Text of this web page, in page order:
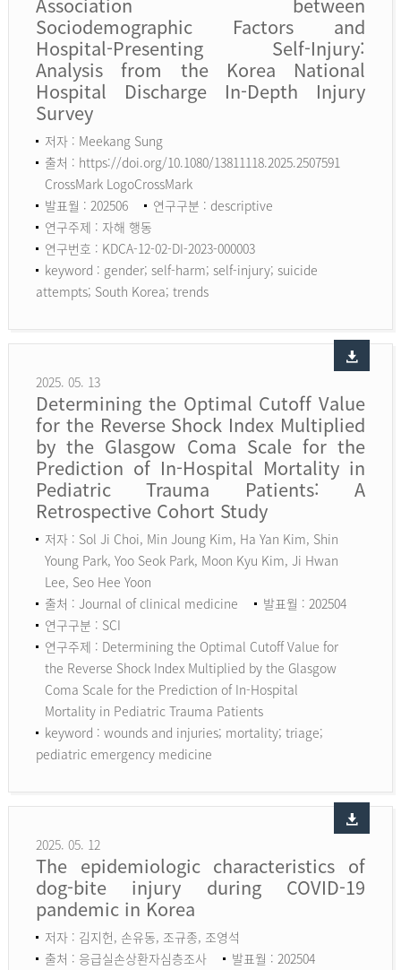
Sociodemographic Factors and
Hospital-Presenting Self-Injury:
Analysis from the Korea National
Hospital Discharge In-Depth Injury
Survey
저자 : Meekang Sung
출처 : https://doi.org/10.1080/13811118.2025.2507591
CrossMark LogoCrossMark
발표월 : 202506
연구구분 : descriptive
연구주제 : 자해 행동
연구번호 : KDCA-12-02-DI-2023-000003
keyword : gender; self-harm; self-injury; suicide
attempts; South Korea; trends
2025. 05. 13
Determining the Optimal Cutoff Value
for the Reverse Shock Index Multiplied
by the Glasgow Coma Scale for the
Prediction of In-Hospital Mortality in
Pediatric Trauma Patients: A
Retrospective Cohort Study
저자 : Sol Ji Choi, Min Joung Kim, Ha Yan Kim, Shin
Young Park, Yoo Seok Park, Moon Kyu Kim, Ji Hwan
Lee, Seo Hee Yoon
출처 : Journal of clinical medicine
발표월 : 202504
연구구분 : SCI
연구주제 : Determining the Optimal Cutoff Value for
the Reverse Shock Index Multiplied by the Glasgow
Coma Scale for the Prediction of In-Hospital
Mortality in Pediatric Trauma Patients
keyword : wounds and injuries; mortality; triage;
pediatric emergency medicine
2025. 05. 12
The epidemiologic characteristics of
dog-bite injury during COVID-19
pandemic in Korea
저자 : 김지헌, 손유동, 조규종, 조영석
출처 : 응급실손상환자심층조사
발표월 : 202504